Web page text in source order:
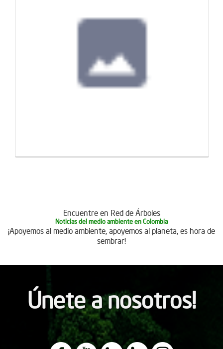
Encuentre en Red de Árboles
Noticias del medio ambiente en Colombia
¡Apoyemos al medio ambiente, apoyemos al planeta, es hora de
sembrar!
Únete a nosotros!